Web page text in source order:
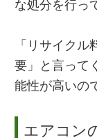
な処分を行っ
「リサイク
要」と言って
能性が高いの
エアコン